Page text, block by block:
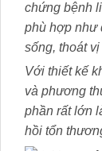
chứng bệnh
phù hợp như
sống, thoát
Với thiết kế
và phương
phần rất lớn
hồi tổn